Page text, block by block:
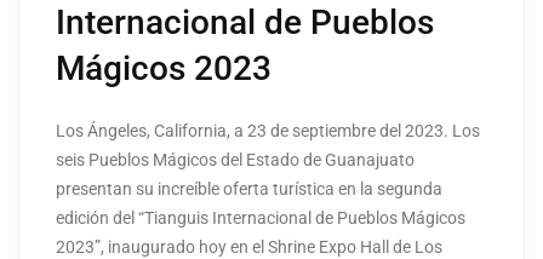
Internacional de Pueblos
Mágicos 2023
Los Ángeles, California, a 23 de septiembre del 2023. Los
seis Pueblos Mágicos del Estado de Guanajuato
presentan su increíble oferta turística en la segunda
edición del “Tianguis Internacional de Pueblos Mágicos
2023”, inaugurado hoy en el Shrine Expo Hall de Los